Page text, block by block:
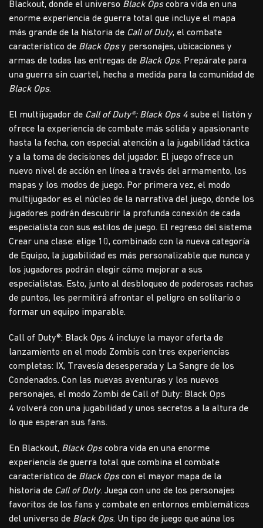
Blackout, donde el universo Black Opscobra vida en una
enorme experiencia de guerra total que incluye el mapa
más grande de la historia de Call of Duty, el combate
característico de Black Opsy personajes, ubicaciones y
armas de todas las entregas de Black Ops. Prepárate para
una guerra sin cuartel, hecha a medida para la comunidad de
Black Ops.
El multijugador de Call of Duty®: Black Ops 4 sube el listón y
ofrece la experiencia de combate más sólida y apasionante
hasta la fecha, con especial atención a la jugabilidad táctica
y a la toma de decisiones del jugador. El juego ofrece un
nuevo nivel de acción en línea a través del armamento, los
mapas y los modos de juego. Por primera vez, el modo
multijugador es el núcleo de la narrativa del juego, donde los
jugadores podrán descubrir la profunda conexión de cada
especialista con sus estilos de juego. El regreso del sistema
Crear una clase: elige 10, combinado con la nueva categoría
de Equipo, la jugabilidad es más personalizable que nunca y
los jugadores podrán elegir cómo mejorar a sus
especialistas. Esto, junto al desbloqueo de poderosas rachas
de puntos, les permitirá afrontar el peligro en solitario o
formar un equipo imparable.
Call of Duty®: Black Ops 4 incluye la mayor oferta de
lanzamiento en el modo Zombis con tres experiencias
completas: IX, Travesía desesperada y La Sangre de los
Condenados. Con las nuevas aventuras y los nuevos
personajes, el modo Zombi de Call of Duty: Black Ops
4 volverá con una jugabilidad y unos secretos a la altura de
lo que esperan sus fans.
En Blackout, Black Opscobra vida en una enorme
experiencia de guerra total que combina el combate
característico de Black Opscon el mayor mapa de la
historia de Call of Duty. Juega con uno de los personajes
favoritos de los fans y combate en entornos emblemáticos
del universo de Black Ops. Un tipo de juego que aúna los